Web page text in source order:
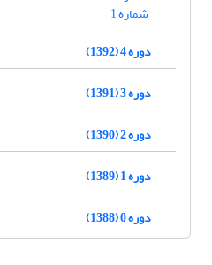
شماره 1
دوره 4 (1392)
دوره 3 (1391)
دوره 2 (1390)
دوره 1 (1389)
دوره 0 (1388)